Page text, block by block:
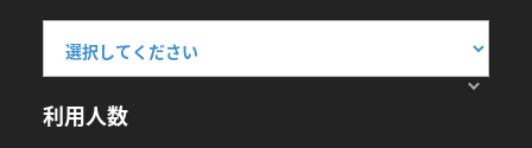
利用人数